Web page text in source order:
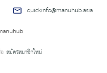
quickinfo@manuhub.asia
สมัครสมาชิกใหม่